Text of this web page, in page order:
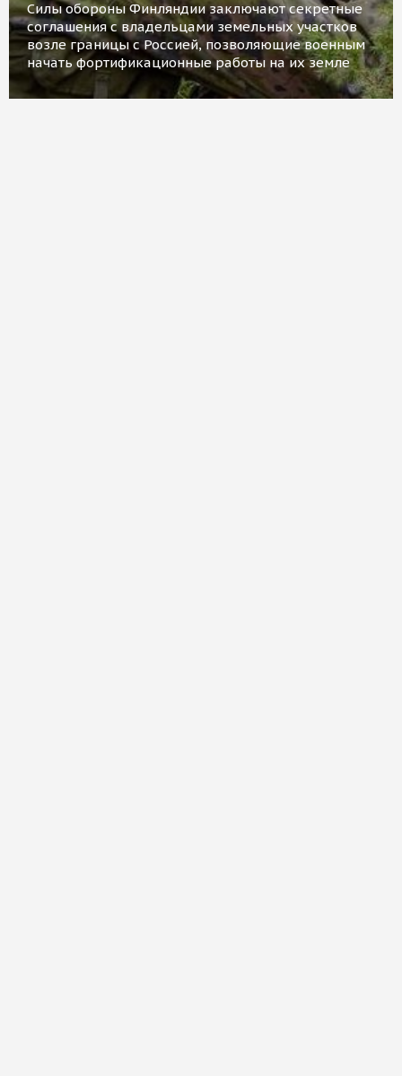
Силы обороны Финляндии заключают секретные
соглашения с владельцами земельных участков
возле границы с Россией, позволяющие военным
начать фортификационные работы на их земле